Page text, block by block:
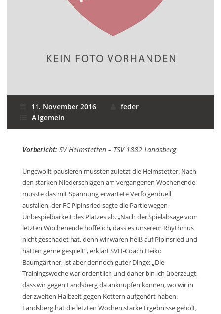
11. November 2016
feder
Allgemein
Vorbericht: SV Heimstetten – TSV 1882 Landsberg
Ungewollt pausieren mussten zuletzt die Heimstetter. Nach
den starken Niederschlägen am vergangenen Wochenende
musste das mit Spannung erwartete Verfolgerduell
ausfallen, der FC Pipinsried sagte die Partie wegen
Unbespielbarkeit des Platzes ab.„Nach der Spielabsage vom
letzten Wochenende hoffe ich, dass es unserem Rhythmus
nicht geschadet hat, denn wir waren heiß auf Pipinsried und
hätten gerne gespielt“, erklärt SVH-Coach Heiko
Baumgärtner, ist aber dennoch guter Dinge:„Die
Trainingswoche war ordentlich und daher bin ich überzeugt,
dass wir gegen Landsberg da anknüpfen können, wo wir in
der zweiten Halbzeit gegen Kottern aufgehört haben.
Landsberg hat die letzten Wochen starke Ergebnisse geholt,